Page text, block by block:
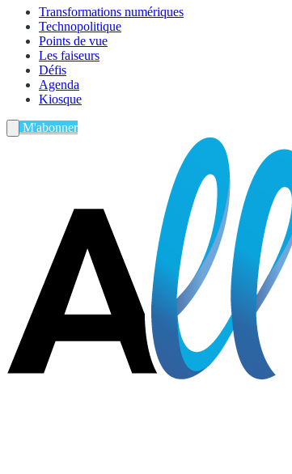
Transformations numériques
Technopolitique
Points de vue
Les faiseurs
Défis
Agenda
Kiosque
M'abonner